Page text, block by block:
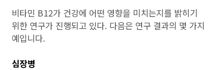
비타민 B12가 건강에 어떤 영향을 미치는지를 밝히기
위한 연구가 진행되고 있다. 다음은 연구 결과의 몇 가지
예입니다.
심장병